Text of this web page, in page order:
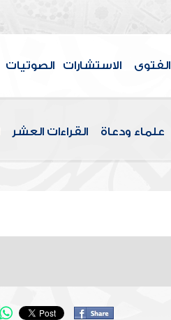
الفتوى الاستشارات الصوتيات
علماء ودعاة القراءات العشر